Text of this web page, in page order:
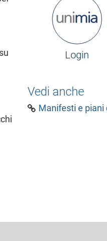
Login
Vedi anche
Manifesti e piani